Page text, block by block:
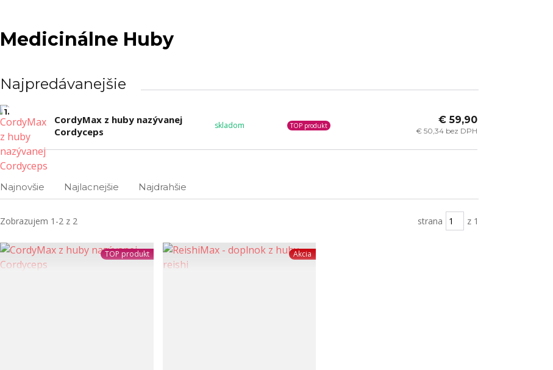
Medicinálne Huby
Najpredávanejšie
1.
CordyMax z huby nazývanej
Cordyceps
skladom TOP produkt € 59,90
€ 50,34 bez DPH
Najnovšie Najlacnejšie Najdrahšie
Zobrazujem 1-2 z 2 strana z 1
TOP produkt Akcia